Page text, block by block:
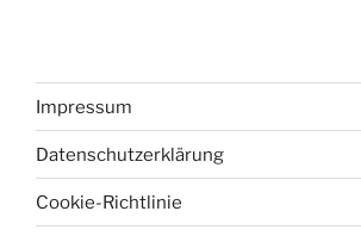
Impressum
Datenschutzerklärung
Cookie-Richtlinie